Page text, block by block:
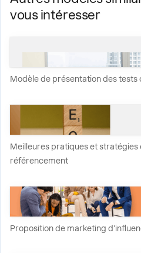
vous intéresser
Modèle de présentation des tests
Meilleures pratiques et
référencement
Proposition de marketing